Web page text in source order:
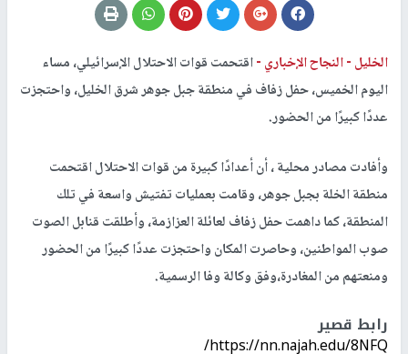
الخليل -النجاح الإخباري -اقتحمت قوات الاحتلال الإسرائيلي، مساء
اليوم الخميس، حفل زفاف في منطقة جبل جوهر شرق الخليل، واحتجزت
عددًا كبيرًا من الحضور.
وأفادت مصادر محلية ، أن أعدادًا كبيرة من قوات الاحتلال اقتحمت
منطقة الخلة بجبل جوهر، وقامت بعمليات تفتيش واسعة في تلك
المنطقة، كما داهمت حفل زفاف لعائلة العزازمة، وأطلقت قنابل الصوت
صوب المواطنين، وحاصرت المكان واحتجزت عددًا كبيرًا من الحضور
ومنعتهم من المغادرة،وفق وكالة وفا الرسمية.
رابط قصير
https://nn.najah.edu/8NFQ/